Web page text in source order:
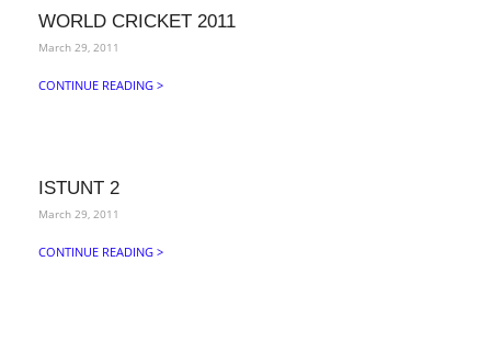
WORLD CRICKET 2011
March 29, 2011
CONTINUE READING >
ISTUNT 2
March 29, 2011
CONTINUE READING >